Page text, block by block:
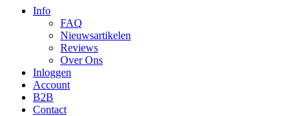
Info
FAQ
Nieuwsartikelen
Reviews
Over Ons
Inloggen
Account
B2B
Contact